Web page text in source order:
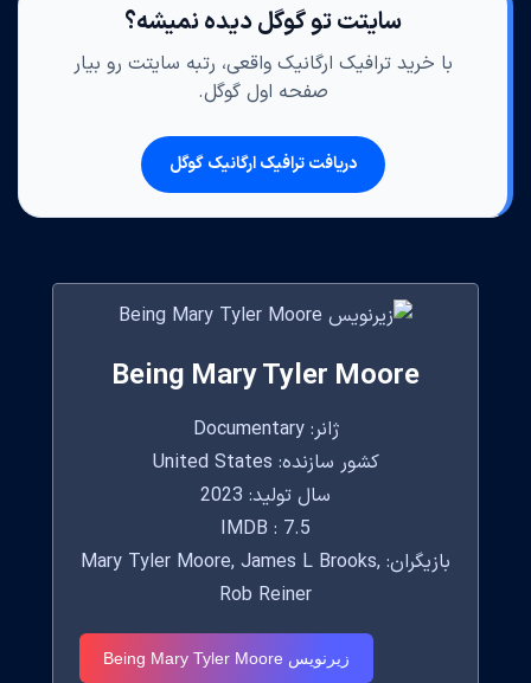
سایتت تو گوگل دیده نمیشه؟
با خرید ترافیک ارگانیک واقعی، رتبه سایتت رو بیار
صفحه اول گوگل.
دریافت ترافیک ارگانیک گوگل
Being Mary Tyler Moore
ژانر: Documentary
کشور سازنده: United States
سال تولید: 2023
IMDB : 7.5
بازیگران: Mary Tyler Moore, James L Brooks,
Rob Reiner
زیرنویس Being Mary Tyler Moore